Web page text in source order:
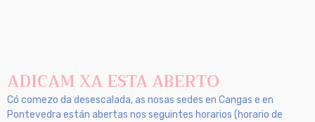
ADICAM XA ESTA ABERTO
Có comezo da desescalada, as nosas sedes en Cangas e en
Pontevedra están abertas nos seguintes horarios (horario de